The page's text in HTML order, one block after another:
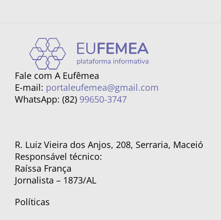
Fale com A Eufêmea
E-mail: portaleufemea@gmail.com
WhatsApp: (82) 99650-3747
R. Luiz Vieira dos Anjos, 208, Serraria, Maceió
Responsável técnico:
Raíssa França
Jornalista – 1873/AL
Políticas